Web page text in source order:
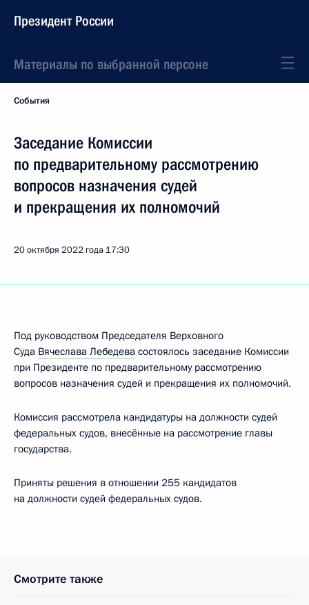
Президент России
Материалы по выбранной персоне
События
Заседание Комиссии
по предварительному рассмотрению
вопросов назначения судей
и прекращения их полномочий
20 октября 2022 года 17:30
Под руководством Председателя Верховного
Суда Вячеслава Лебедева состоялось заседание Комиссии
при Президенте по предварительному рассмотрению
вопросов назначения судей и прекращения их полномочий.
Комиссия рассмотрела кандидатуры на должности судей
федеральных судов, внесённые на рассмотрение главы
государства.
Приняты решения в отношении 255 кандидатов
на должности судей федеральных судов.
Смотрите также